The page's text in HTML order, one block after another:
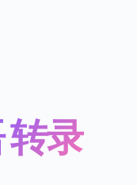
录